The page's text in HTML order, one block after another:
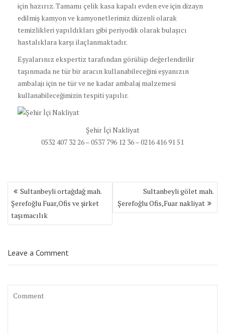
için hazırız. Tamamı çelik kasa kapalı evden eve için dizayn
edilmiş kamyon ve kamyonetlerimiz düzenli olarak
temizlikleri yapıldıkları gibi periyodik olarak bulaşıcı
hastalıklara karşı ilaçlanmaktadır.
Eşyalarınız ekspertiz tarafından görülüp değerlendirilir
taşınmada ne tür bir aracın kullanabileceğini eşyanızın
ambalajı için ne tür ve ne kadar ambalaj malzemesi
kullanabileceğimizin tespiti yapılır.
Şehir İçi Nakliyat
0532 407 32 26 – 0537 796 12 36 – 0216 416 91 51
Yazı
dolaşımı
Sultanbeyli ortağdağ mah.
Şerefoğlu Fuar,Ofis ve şirket
taşımacılık
Sultanbeyli gölet mah.
Şerefoğlu Ofis,Fuar nakliyat
Leave a Comment